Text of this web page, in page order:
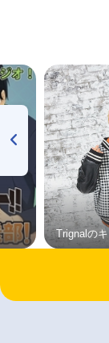
Trignalの